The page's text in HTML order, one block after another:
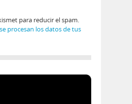
para reducir el spam.
procesan los datos de tus